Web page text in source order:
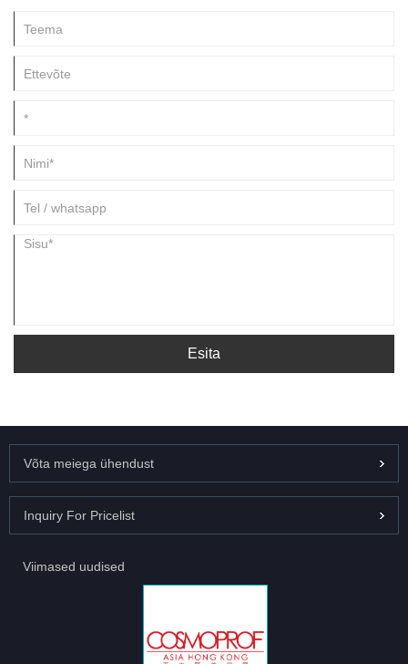
Esita
Võta meiega ühendust
Inquiry For Pricelist
Viimased uudised